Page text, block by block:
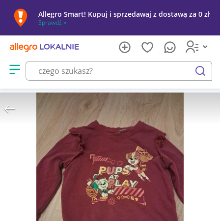
Allegro Smart! Kupuj i sprzedawaj z dostawą za 0 zł
Sprawdź »
Otwórz menu z kategoriami
szukaj